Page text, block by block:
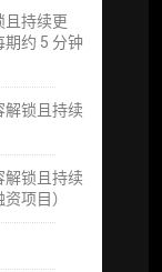
且持续更
约 5 分钟
解锁且持续
解锁且持续
项目）
基金等共
量”提
与赛道系
图已覆盖